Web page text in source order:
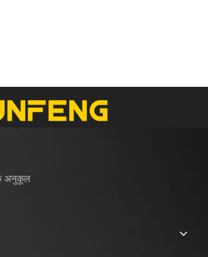
के अनुकूल